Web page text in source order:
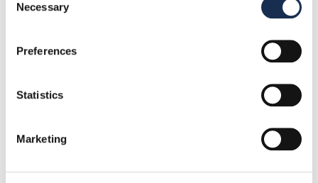
Selection
Necessary
Preferences
Statistics
Marketing
Letta e compresa la
al trattamento dei miei Dati Personali per la
finalità di
di cui alla sua